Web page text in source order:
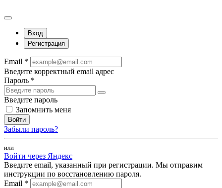
Вход
Регистрация
Email *
Введите корректный email адрес
Пароль *
Введите пароль
Запомнить меня
Войти
Забыли пароль?
или
Войти через Яндекс
Введите email, указанный при регистрации. Мы отправим
инструкции по восстановлению пароля.
Email *